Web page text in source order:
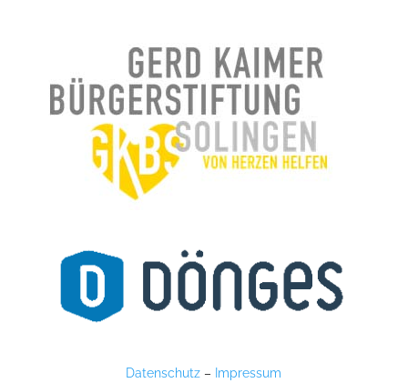
Datenschutz – Impressum